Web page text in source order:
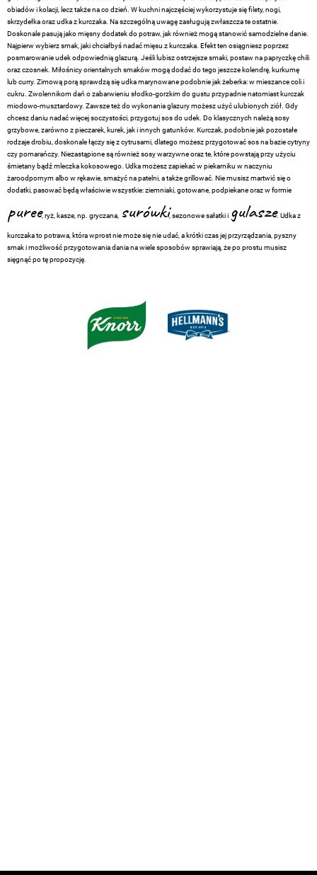
obiadów i kolacji, lecz także na co dzień. W kuchni najczęściej wykorzystuje się filety, nogi,
skrzydełka oraz udka z kurczaka. Na szczególną uwagę zasługują zwłaszcza te ostatnie.
Doskonale pasują jako mięsny dodatek do potraw, jak również mogą stanowić samodzielne danie.
Najpierw wybierz smak, jaki chciałbyś nadać mięsu z kurczaka. Efekt ten osiągniesz poprzez
posmarowanie udek odpowiednią glazurą. Jeśli lubisz ostrzejsze smaki, postaw na papryczkę chili
oraz czosnek. Miłośnicy orientalnych smaków mogą dodać do tego jeszcze kolendrę, kurkumę
lub curry. Zimową porą sprawdzą się udka marynowane podobnie jak żeberka: w mieszance coli i
cukru. Zwolennikom dań o zabarwieniu słodko-gorzkim do gustu przypadnie natomiast kurczak
miodowo-musztardowy. Zawsze też do wykonania glazury możesz użyć ulubionych ziół. Gdy
chcesz daniu nadać więcej soczystości, przygotuj sos do udek. Do klasycznych należą sosy
grzybowe, zarówno z pieczarek, kurek, jak i innych gatunków. Kurczak, podobnie jak pozostałe
rodzaje drobiu, doskonale łączy się z cytrusami, dlatego możesz przygotować sos na bazie cytryny
czy pomarańczy. Niezastąpione są również sosy warzywne oraz te, które powstają przy użyciu
śmietany bądź mleczka kokosowego. Udka możesz zapiekać w piekarniku w naczyniu
żaroodpornym albo w rękawie, smażyć na patelni, a także grillować. Nie musisz martwić się o
dodatki, pasować będą właściwie wszystkie: ziemniaki, gotowane, podpiekane oraz w formie
puree, ryż, kasze, np. gryczana, surówki, sezonowe sałatki i gulasze. Udka z
kurczaka to potrawa, która wprost nie może się nie udać, a krótki czas jej przyrządzania, pyszny
smak i możliwość przygotowania dania na wiele sposobów sprawiają, że po prostu musisz
sięgnąć po tę propozycję.